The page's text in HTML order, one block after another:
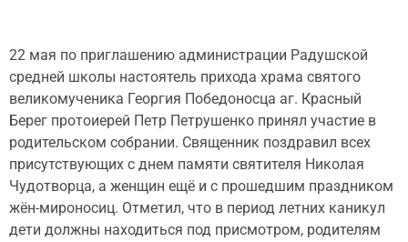
22 мая по приглашению администрации Радушской
средней школы настоятель прихода храма святого
великомученика Георгия Победоносца аг. Красный
Берег протоиерей Петр Петрушенко принял участие в
родительском собрании. Священник поздравил всех
присутствующих с днем памяти святителя Николая
Чудотворца, а женщин ещё и с прошедшим праздником
жён-мироносиц. Отметил, что в период летних каникул
дети должны находиться под присмотром, родителям